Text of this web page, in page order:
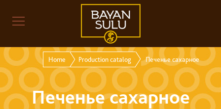
Home Production catalog Печенье сахарное
Печенье сахарное